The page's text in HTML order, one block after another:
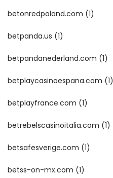
betonredpoland.com (1)
betpanda.us (1)
betpandanederland.com (1)
betplaycasinoespana.com (1)
betplayfrance.com (1)
betrebelscasinoitalia.com (1)
betsafesverige.com (1)
betss-on-mx.com (1)